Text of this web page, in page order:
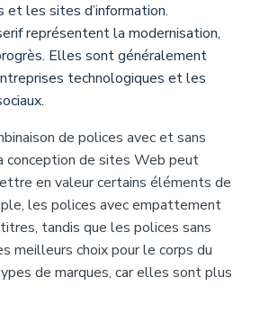
et les sites d’information.
représentent la modernisation,
Elles sont généralement
technologiques et les
de polices avec et sans
conception de sites Web peut
en valeur certains éléments de
les polices avec empattement
tandis que les polices sans
meilleurs choix pour le corps du
de marques, car elles sont plus